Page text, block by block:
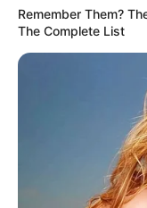
Nga Xhevdet Zekaj
Remember Them?
The Complete List